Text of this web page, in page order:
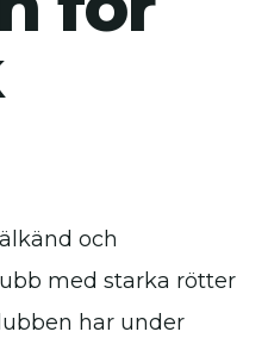
och
med starka rötter
har under